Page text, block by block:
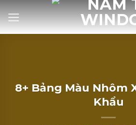
qua
nội
8+ Bảng Màu Nhôm
Khẩu